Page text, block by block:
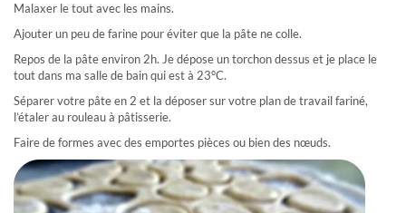
Malaxer le tout avec les mains.
Ajouter un peu de farine pour éviter que la pâte ne colle.
Repos de la pâte environ 2h. Je dépose un torchon dessus et je place le
tout dans ma salle de bain qui est à 23°C.
Séparer votre pâte en 2 et la déposer sur votre plan de travail fariné,
l’étaler au rouleau à pâtisserie.
Faire de formes avec des emportes pièces ou bien des nœuds.